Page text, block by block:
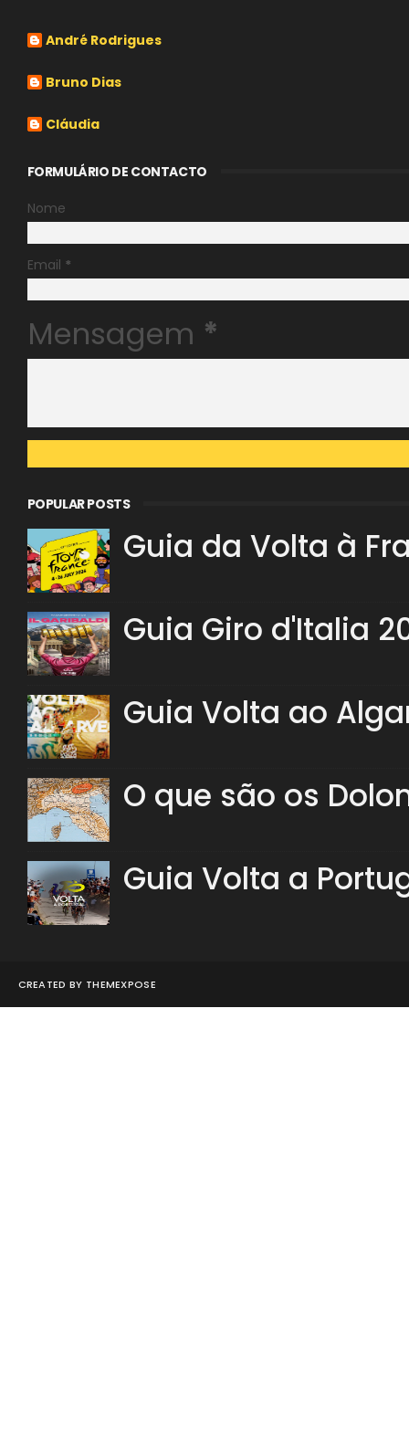
André Rodrigues
Bruno Dias
Cláudia
FORMULÁRIO DE CONTACTO
Nome
Email *
Mensagem *
POPULAR POSTS
Guia da Volta à
Guia Giro d'Italia
Guia Volta ao
O que são os
Guia Volta a
CREATED BY THEMEXPOSE